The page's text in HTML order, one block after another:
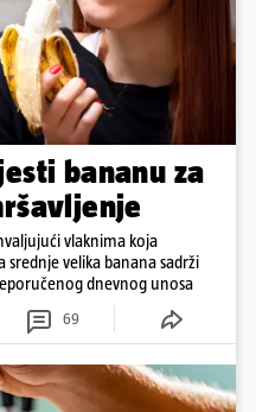
bananu za
vlaknima koja
srednje velika banana sadrži
dnevnog unosa
69